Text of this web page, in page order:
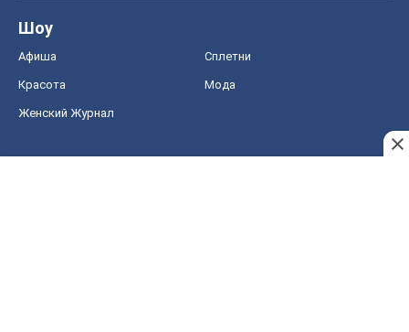
Шоу
Афиша Сплетни
Красота Мода
Женский Журнал